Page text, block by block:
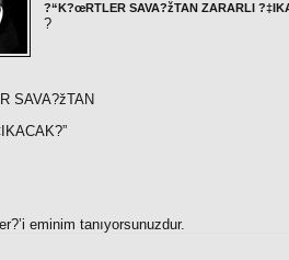
?“K?œRTLER SAVA?žTAN ZARARLI
?
SAVA?žTAN
eminim tanıyorsunuzdur.